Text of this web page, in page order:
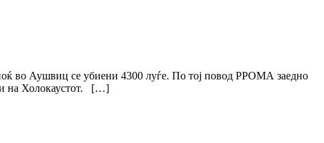
во Аушвиц се убиени 4300 луѓе. По тој повод РРОМА заедно
на Холокаустот. […]